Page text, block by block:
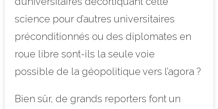
science pour d’autres universitaires
préconditionnés ou des diplomates en
roue libre sont-ils la seule voie
possible de la géopolitique vers l’agora ?
Bien sûr, de grands reporters font un